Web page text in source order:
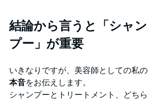
結論から言うと「シャン
プー」が重要
いきなりですが、美容師としての私の
本音をお伝えします。
シャンプーとトリートメント、どちら